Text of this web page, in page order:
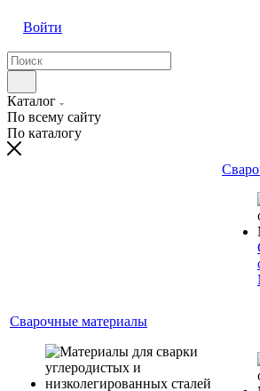
Войти
Каталог
По всему сайту
По каталогу
Сварочные материалы